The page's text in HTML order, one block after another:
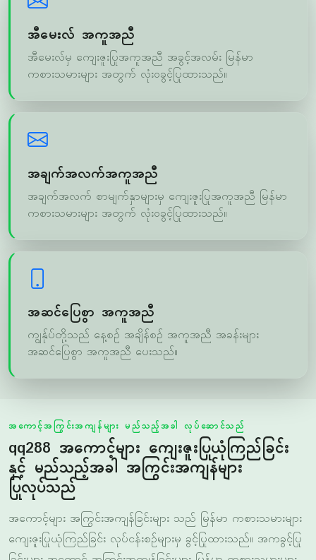
အီမေးလ်မှ ကျေးဇူးပြုအကူအညီ အခွင့်အလမ်း မြန်မာ
ကစားသမားများ အတွက် လုံးဝခွင့်ပြုထားသည်။
အချက်အလက်အကူအညီ
အချက်အလက် စာမျက်နှာများမှ ကျေးဇူးပြုအကူအညီ မြန်မာ
ကစားသမားများ အတွက် လုံးဝခွင့်ပြုထားသည်။
အဆင်ပြေစွာ အကူအညီ
ကျွန်ုပ်တို့သည် နေ့စဉ် အချိန်စဥ် အကူအညီ အခန်းများ
အဆင်ပြေစွာ အကူအညီ ပေးသည်။
အကောင့်အကြွင်းအကျန်များ မည်သည့်အခါ လုပ်ဆောင်သည်
qq288 အကောင့်များ ကျေးဇူးပြုယုံကြည်ခြင်း
နှင့် မည်သည့်အခါ အကြွင်းအကျန်များ
ပြုလုပ်သည်
အကောင့်များ အကြွင်းအကျန်ခြင်းများ သည် မြန်မာ ကစားသမားများ
ကျေးဇူးပြုယုံကြည်ခြင်း လုပ်ငန်းစဉ်များမှ ခွင့်ပြုထားသည်။ အကခွင့်ပြု
ခြင်းများ အကောင့် အကြွင်းအကျန်ခြင်းများ မြန်မာ ကစားသမားများ
အတွက် ခွင့်ပြုထားသည်။ ကျွန်ုပ်တို့သည် အကြွင်းအကျန်ခြင်းများ
အခန်းများ မြန်မာ ကစားသမားများ အတွက် ခွင့်ပြုထားသည်။